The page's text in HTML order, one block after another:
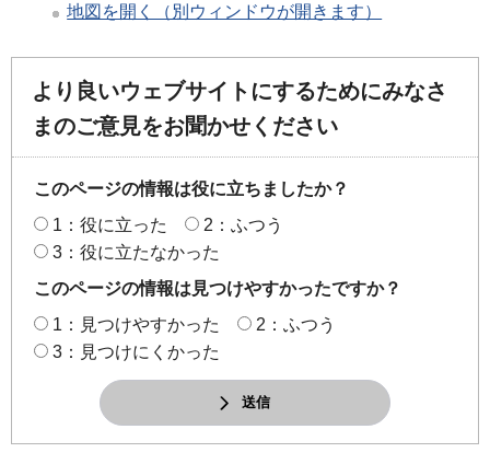
地図を開く（別ウィンドウが開きます）
より良いウェブサイトにするためにみなさ
まのご意見をお聞かせください
このページの情報は役に立ちましたか？
1：役に立った
2：ふつう
3：役に立たなかった
このページの情報は見つけやすかったですか？
1：見つけやすかった
2：ふつう
3：見つけにくかった
送信